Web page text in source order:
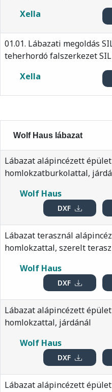
Xella
01.01. Lábazati megoldás
teherhordó falszerkezet
Xella
Wolf Haus lábazat
Lábazat alápincézett
homlokzatburkolattal,
Wolf Haus
DXF
Lábazat terasznál
homlokzattal, szerelt
Wolf Haus
DXF
Lábazat alápincézett
homlokzattal, járdánál
Wolf Haus
DXF
Lábazat alápincézett